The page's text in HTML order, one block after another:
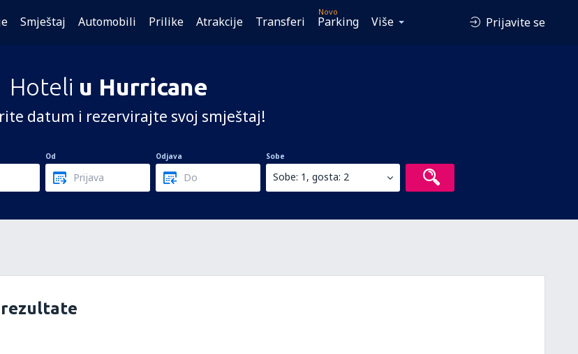
Smještaj Automobili Prilike Atrakcije Transferi
Novo
Parking Više Prijavite se
Hoteli u Hurricane
datum i rezervirajte svoj smještaj!
Od Odjava Sobe
Sobe: 1, gosta: 2
rezultate